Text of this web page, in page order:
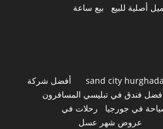
أصلية للبيع
بيع ساعة
sand city
أفضل شركة
فندق في تبليسي المسافرون
في جورجيا
رحلات في
عروض شهر عسل